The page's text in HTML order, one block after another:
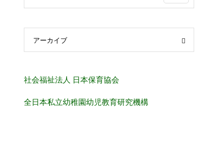
アーカイブ
社会福祉法人 日本保育協会
全日本私立幼稚園幼児教育研究機構